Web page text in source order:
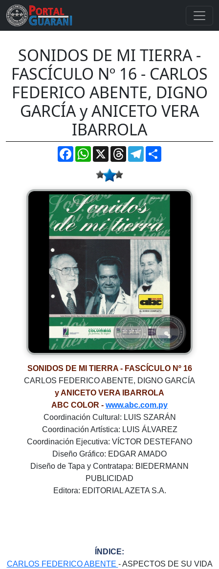
SONIDOS DE MI TIERRA -
FASCÍCULO Nº 16 - CARLOS
FEDERICO ABENTE, DIGNO
GARCÍA y ANICETO VERA
IBARROLA
FacebookWhatsApp
X ThreadsTelegram
SONIDOS DE MI TIERRA - FASCÍCULO Nº 16
CARLOS FEDERICO ABENTE, DIGNO GARCÍA
y ANICETO VERA IBARROLA
ABC COLOR - www.abc.com.py
Coordinación Cultural: LUIS SZARÁN
Coordinación Artística: LUIS ÁLVAREZ
Coordinación Ejecutiva: VÍCTOR DESTEFANO
Diseño Gráfico: EDGAR AMADO
Diseño de Tapa y Contratapa: BIEDERMANN
PUBLICIDAD
Editora: EDITORIAL AZETA S.A.
ÍNDICE:
CARLOS FEDERICO ABENTE - ASPECTOS DE SU VIDA